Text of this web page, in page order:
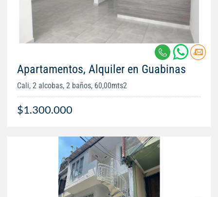
Apartamentos, Alquiler en Guabinas
Cali, 2 alcobas, 2 baños, 60,00mts2
$1.300.000